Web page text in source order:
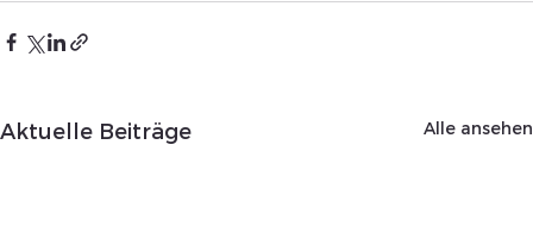
Aktuelle Beiträge Alle ansehen